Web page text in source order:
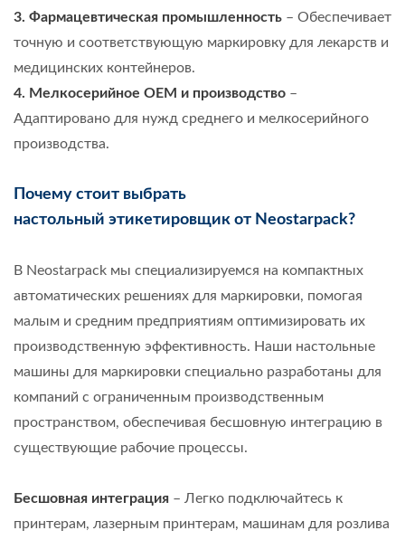
3. Фармацевтическая промышленность – Обеспечивает
точную и соответствующую маркировку для лекарств и
медицинских контейнеров.
4. Мелкосерийное OEM и производство –
Адаптировано для нужд среднего и мелкосерийного
производства.
Почему стоит выбрать
настольный этикетировщик от Neostarpack?
В Neostarpack мы специализируемся на компактных
автоматических решениях для маркировки, помогая
малым и средним предприятиям оптимизировать их
производственную эффективность. Наши настольные
машины для маркировки специально разработаны для
компаний с ограниченным производственным
пространством, обеспечивая бесшовную интеграцию в
существующие рабочие процессы.
Бесшовная интеграция – Легко подключайтесь к
принтерам, лазерным принтерам, машинам для розлива